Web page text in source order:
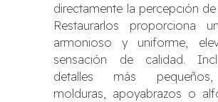
directamente la percepción
Restaurarlos proporciona
armonioso y uniforme,
sensación de calidad.
detalles más
molduras, apoyabrazos o